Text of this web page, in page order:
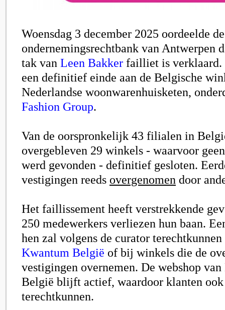
Woensdag 3 december 2025 oordeelde de
ondernemingsrechtbank van Antwerpen
tak van Leen Bakker failliet is verklaard.
een definitief einde aan de Belgische
Nederlandse woonwarenhuisketen,
Fashion Group.
Van de oorspronkelijk 43 filialen in
overgebleven 29 winkels - waarvoor
werd gevonden - definitief gesloten.
vestigingen reeds overgenomen door
Het faillissement heeft verstrekkende
250 medewerkers verliezen hun baan.
hen zal volgens de curator
Kwantum België of bij winkels die de
vestigingen overnemen. De webshop
België blijft actief, waardoor klanten ook
terechtkunnen.